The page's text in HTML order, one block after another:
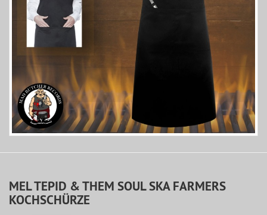
MEL TEPID & THEM SOUL SKA FARMERS
KOCHSCHÜRZE